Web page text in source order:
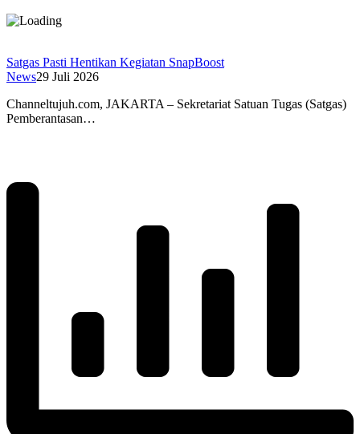
Satgas Pasti Hentikan Kegiatan SnapBoost
News29 Juli 2026
Channeltujuh.com, JAKARTA – Sekretariat Satuan Tugas (Satgas)
Pemberantasan…